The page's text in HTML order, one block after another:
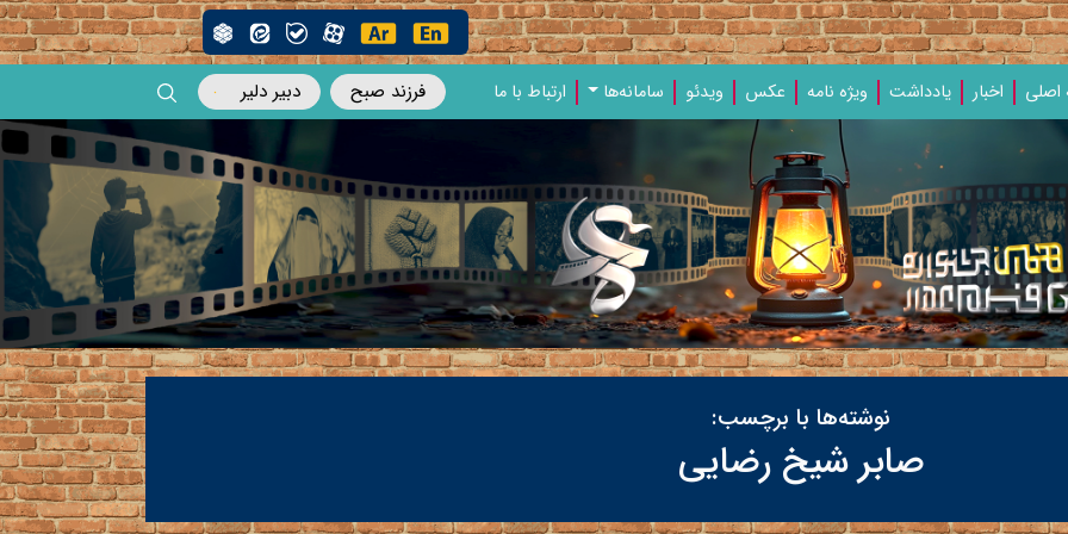
فرزند صبح دبیر دلیر اخبار یادداشت‌ ویژه‌ نامه‌ عکس ویدئو سامانه‌ها ارتباط با ما
نوشته‌ها با برچسب:
صابر شیخ رضایی